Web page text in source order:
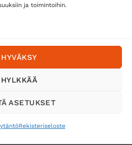
ja toimintoihin.
HYVÄKSY
HYLKKÄÄ
ASETUKSET
Rekisteriseloste
erikoisalennuksia